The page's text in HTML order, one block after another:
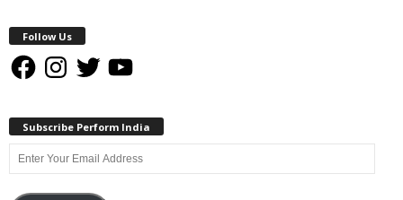
Follow Us
FacebookInstagram
Twitter YouTube
Subscribe Perform India
Enter
Your